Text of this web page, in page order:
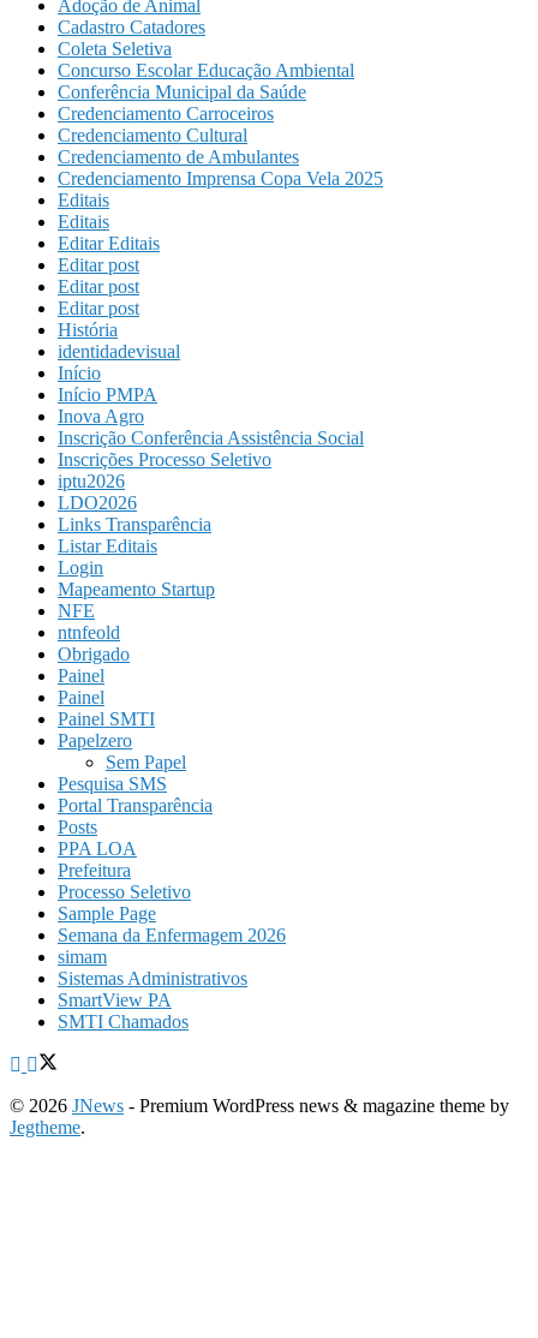
Adoção de Animal
Cadastro Catadores
Coleta Seletiva
Concurso Escolar Educação Ambiental
Conferência Municipal da Saúde
Credenciamento Carroceiros
Credenciamento Cultural
Credenciamento de Ambulantes
Credenciamento Imprensa Copa Vela 2025
Editais
Editais
Editar Editais
Editar post
Editar post
Editar post
História
identidadevisual
Início
Início PMPA
Inova Agro
Inscrição Conferência Assistência Social
Inscrições Processo Seletivo
iptu2026
LDO2026
Links Transparência
Listar Editais
Login
Mapeamento Startup
NFE
ntnfeold
Obrigado
Painel
Painel
Painel SMTI
Papelzero
Sem Papel
Pesquisa SMS
Portal Transparência
Posts
PPA LOA
Prefeitura
Processo Seletivo
Sample Page
Semana da Enfermagem 2026
simam
Sistemas Administrativos
SmartView PA
SMTI Chamados
© 2026 JNews - Premium WordPress news & magazine theme by
Jegtheme.